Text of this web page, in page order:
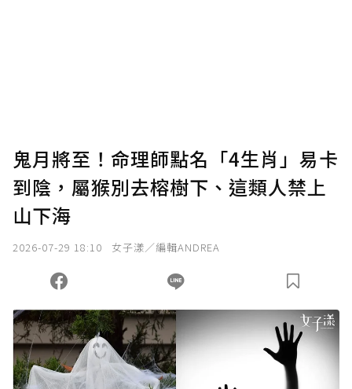
鬼月將至！命理師點名「4生肖」易卡
到陰，屬猴別去榕樹下、這類人禁上
山下海
2026-07-29 18:10 女子漾／編輯ANDREA